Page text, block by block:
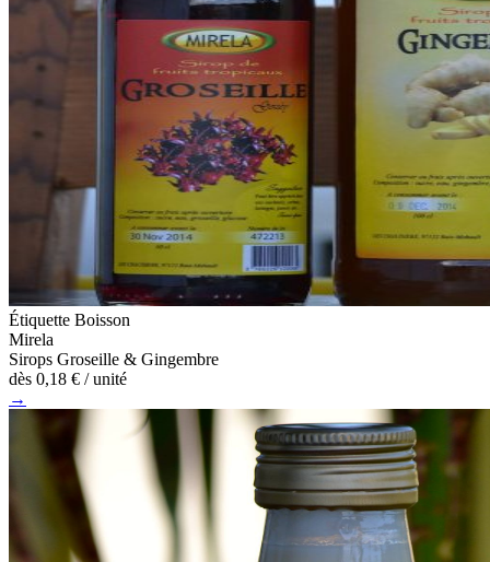
Étiquette Boisson
Mirela
Sirops Groseille & Gingembre
dès 0,18 € / unité
→